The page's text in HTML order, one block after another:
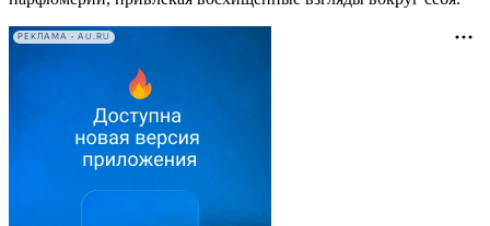
РЕКЛАМА • AU.RU